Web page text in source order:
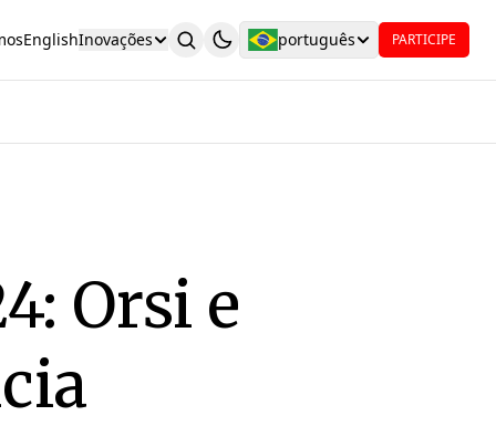
EnglishInovações português PARTICIPE
Orsi e